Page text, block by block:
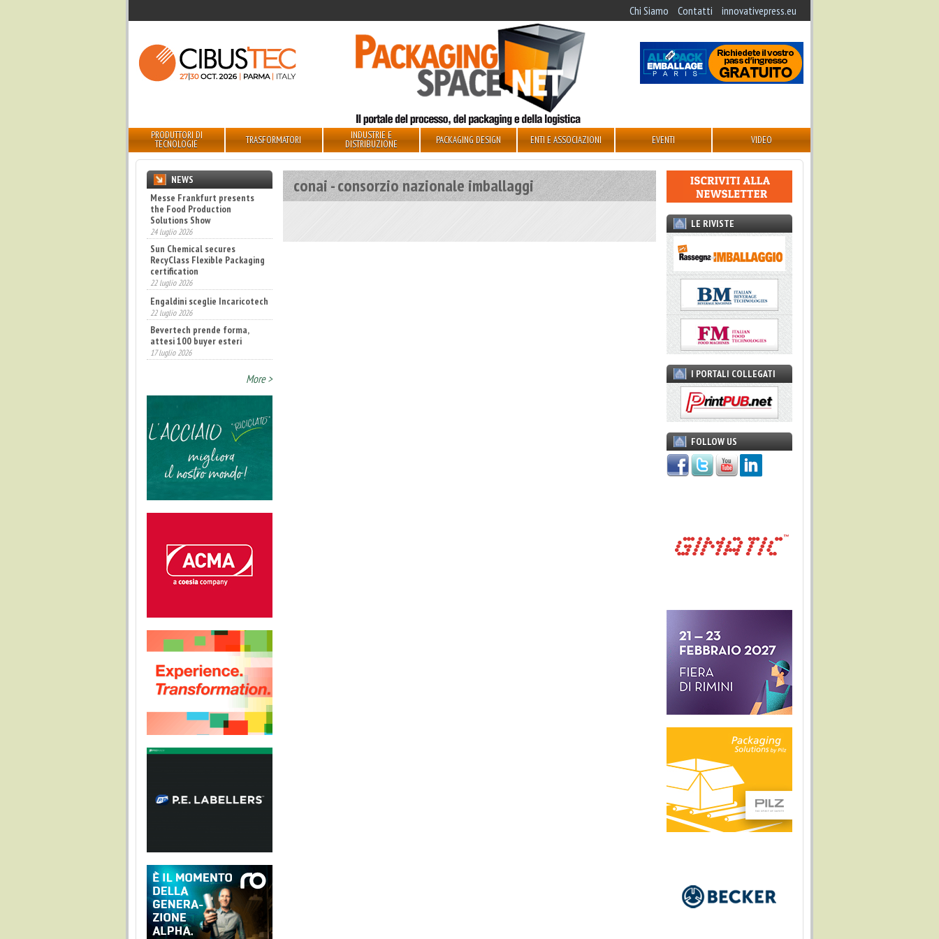
Chi Siamo Contatti innovativepress.eu
PRODUTTORI DI
TECNOLOGIE TRASFORMATORI INDUSTRIE E
DISTRIBUZIONE PACKAGING DESIGN ENTI E ASSOCIAZIONI EVENTI VIDEO
conai - consorzio nazionale imballaggi
NEWS
Messe Frankfurt presents
the Food Production
Solutions Show
24 luglio 2026
Sun Chemical secures
RecyClass Flexible Packaging
certification
22 luglio 2026
Engaldini sceglie Incaricotech
22 luglio 2026
Bevertech prende forma,
attesi 100 buyer esteri
17 luglio 2026
More >
LE RIVISTE
I PORTALI COLLEGATI
FOLLOW US